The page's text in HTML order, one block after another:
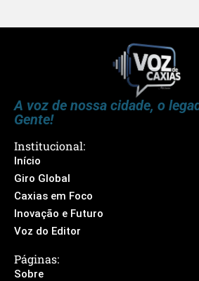
A voz de nossa cidade, o
Gente!
Institucional:
Início
Giro Global
Caxias em Foco
Inovação e Futuro
Voz do Editor
Páginas:
Sobre